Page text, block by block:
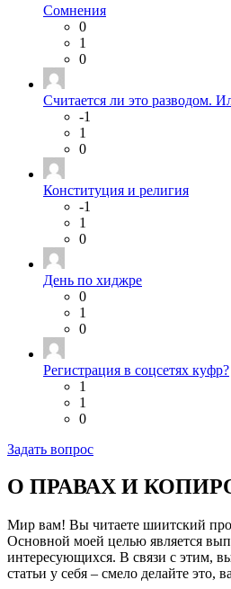
Сомнения
0
1
0
Считается ли это разводом.
-1
1
0
Конституция и религия
-1
1
0
День по хиджре
0
1
0
Регистрация в соцсетях куфр?
1
1
0
Задать вопрос
О ПРАВАХ И
Мир вам! Вы читаете шиитский
Основной моей целью является
интересующихся. В связи с этим,
статьи у себя – смело делайте